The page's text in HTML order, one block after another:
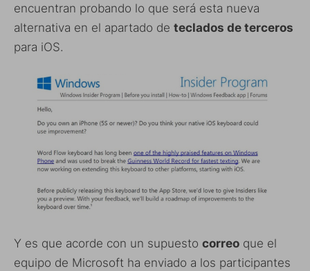
encuentran probando lo que será esta nueva
alternativa en el apartado de teclados de terceros
para iOS.
Y es que acorde con un supuesto correo que el
equipo de Microsoft ha enviado a los participantes